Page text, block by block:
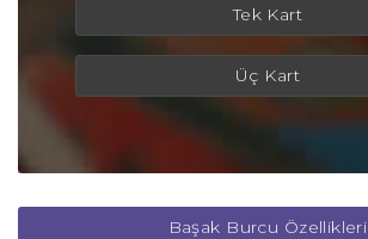
Tek Kart
Üç Kart
Başak Burcu Özellikleri